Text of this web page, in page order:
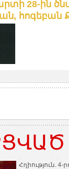
28-ին
հոգեբան
Հղիություն. 4-